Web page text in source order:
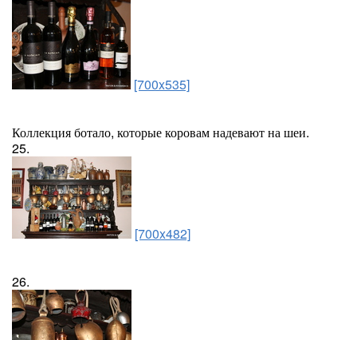
[700x535]
Коллекция ботало, которые коровам надевают на шеи.
25.
[700x482]
26.